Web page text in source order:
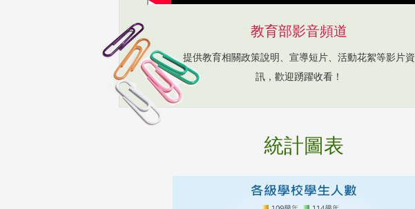
教育部影音頻道
提供教育相關政策說明、宣導短片、活動花絮等影片資
訊，歡迎踴躍收看！
統計圖表